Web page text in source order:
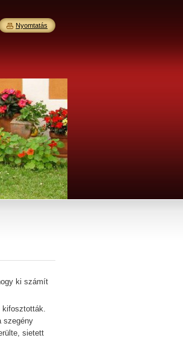
ki számít
szegény
sietett
Nyomtatás